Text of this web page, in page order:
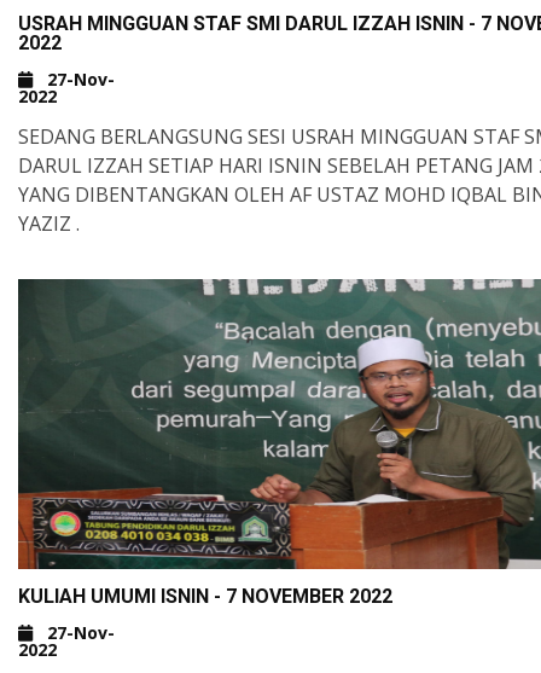
SEK. MEN. ISLAM DARUL IZZAH
KG. PERUPOK, 06900 YAN, KEDAH.
013-404 5145
HTTPS://GOO.GL/MAPS/EBP4V2UK8QTEDTT68
MOHON KERJASAMA SAHABAT SEMUA BANTU UNTUK
USRAH MINGGUAN STAF SMI DARUL IZZAH ISNIN - 7
2022
27-Nov-
2022
SEDANG BERLANGSUNG SESI USRAH MINGGUAN STAF
DARUL IZZAH SETIAP HARI ISNIN SEBELAH PETANG JAM
YANG DIBENTANGKAN OLEH AF USTAZ MOHD IQBAL
YAZIZ .
KULIAH UMUMI ISNIN - 7 NOVEMBER 2022
27-Nov-
2022